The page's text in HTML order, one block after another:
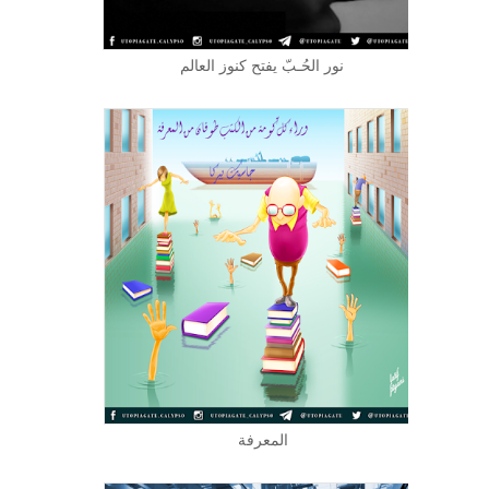
نور الحُـبّ يفتح كنوز العالم
المعرفة